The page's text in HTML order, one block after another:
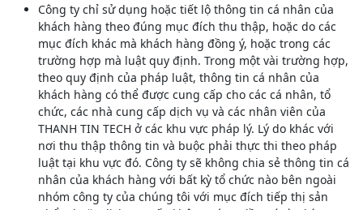
Công ty chỉ sử dụng hoặc tiết lộ thông tin cá nhân của
khách hàng theo đúng mục đích thu thập, hoặc do các
mục đích khác mà khách hàng đồng ý, hoặc trong các
trường hợp mà luật quy định. Trong một vài trường hợp,
theo quy định của pháp luật, thông tin cá nhân của
khách hàng có thể được cung cấp cho các cá nhân, tổ
chức, các nhà cung cấp dịch vụ và các nhân viên của
THANH TIN TECH ở các khu vực pháp lý. Lý do khác với
nơi thu thập thông tin và buộc phải thực thi theo pháp
luật tại khu vực đó. Công ty sẽ không chia sẻ thông tin cá
nhân của khách hàng với bất kỳ tổ chức nào bên ngoài
nhóm công ty của chúng tôi với mục đích tiếp thị sản